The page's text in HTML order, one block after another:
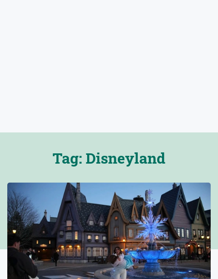
Tag: Disneyland